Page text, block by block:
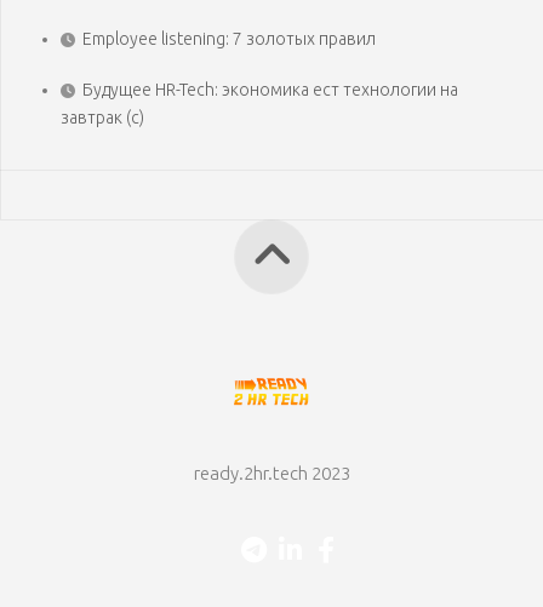
Employee listening: 7 золотых правил
Будущее HR-Tech: экономика ест технологии на
завтрак (с)
ready.2hr.tech 2023